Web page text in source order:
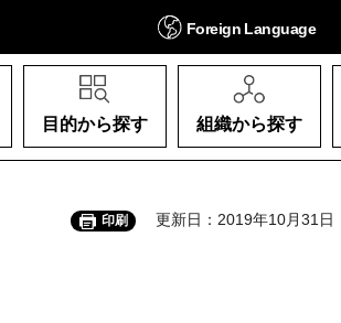
Foreign Language
目的から探す 組織から探す
印刷 更新日：2019年10月31日